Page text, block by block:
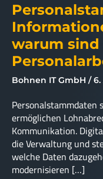
warum sind
Bohnen IT GmbH 6.
Personalstammdaten
ermöglichen
Kommunikation.
die Verwaltung und
welche Daten
modernisieren […]